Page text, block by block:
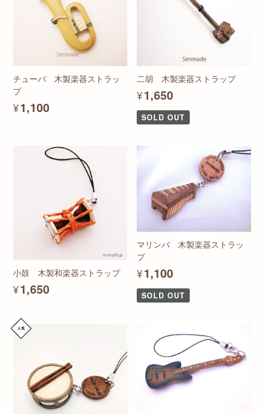
チューバ 木製楽器ストラッ
プ
¥1,100
二胡 木製楽器ストラップ
¥1,650
SOLD OUT
小鼓 木製和楽器ストラップ
¥1,650
マリンバ 木製楽器ストラッ
プ
¥1,100
SOLD OUT